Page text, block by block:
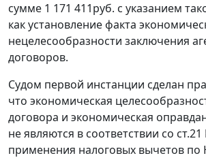
сумме 1 171 411руб. с указанием
как установление факта
нецелесообразности заключения
договоров.
Судом первой инстанции сделан
что экономическая
договора и экономическая
не являются в соответствии со ст.21
применения налоговых вычетов по